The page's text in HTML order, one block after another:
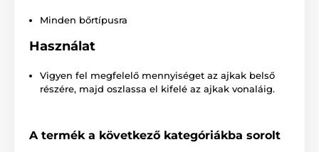
Minden bőrtípusra
Használat
Vigyen fel megfelelő mennyiséget az ajkak belső
részére, majd oszlassa el kifelé az ajkak vonaláig.
A termék a következő kategóriákba sorolt